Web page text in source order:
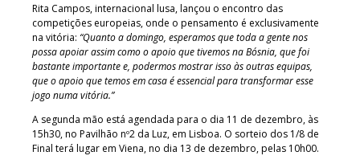
Rita Campos, internacional lusa, lançou o encontro das
competições europeias, onde o pensamento é exclusivamente
na vitória: “Quanto a domingo, esperamos que toda a gente nos
possa apoiar assim como o apoio que tivemos na Bósnia, que foi
bastante importante e, podermos mostrar isso às outras equipas,
que o apoio que temos em casa é essencial para transformar esse
jogo numa vitória.”
A segunda mão está agendada para o dia 11 de dezembro, às
15h30, no Pavilhão nº2 da Luz, em Lisboa. O sorteio dos 1/8 de
Final terá lugar em Viena, no dia 13 de dezembro, pelas 10h00.